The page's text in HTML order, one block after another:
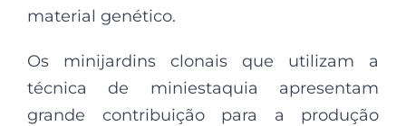
material genético.
Os minijardins clonais que utilizam a
técnica de miniestaquia apresentam
grande contribuição para a produção